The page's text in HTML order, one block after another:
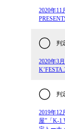
2020年11
判
2020年3
判
2019年12
屋”「K-1